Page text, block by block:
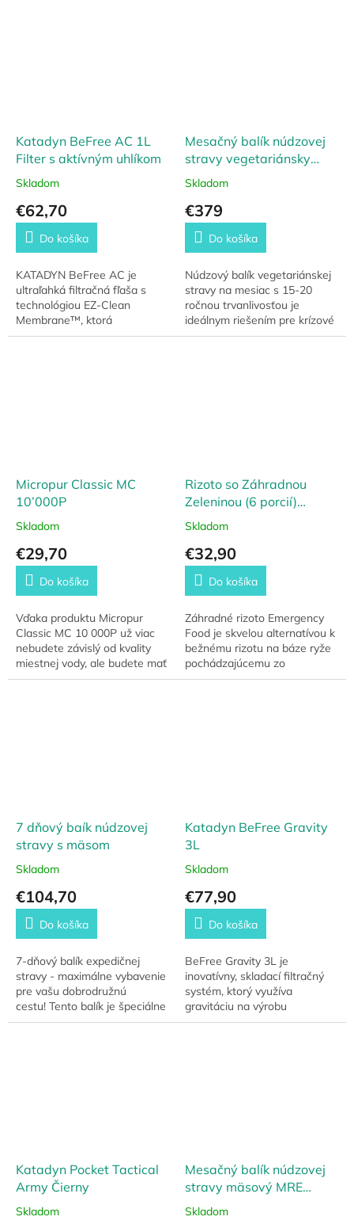
Katadyn BeFree AC 1L
Filter s aktívným uhlíkom
Skladom
€62,70
Do košíka
KATADYN BeFree AC je
ultraľahká filtračná fľaša s
technológiou EZ-Clean
Membrane™, ktorá
zabezpečuje mikrobiologicky
Mesačný balík núdzovej
stravy vegetariánsky
MRE Survival (30 dňový)
Skladom
€379
Do košíka
Núdzový balík vegetariánskej
stravy na mesiac s 15-20
ročnou trvanlivosťou je
ideálnym riešením pre krízové
situácie. Tento balíček prežitia
Micropur Classic MC
10’000P
Skladom
€29,70
Do košíka
Vďaka produktu Micropur
Classic MC 10 000P už viac
nebudete závislý od kvality
miestnej vody, ale budete mať
istotu, že pitná voda, ktorú
Rizoto so Záhradnou
Zeleninou (6 porcií)
Emergency Food
Skladom
€32,90
Do košíka
Záhradné rizoto Emergency
Food je skvelou alternatívou k
bežnému rizotu na báze ryže
pochádzajúcemu zo
severotalianskej kuchyne.
7 dňový baík núdzovej
stravy s mäsom
Skladom
€104,70
Do košíka
7-dňový balík expedičnej
stravy - maximálne vybavenie
pre vašu dobrodružnú
cestu! Tento balík je špeciálne
navrhnutý tak, aby poskytol
Katadyn BeFree Gravity
3L
Skladom
€77,90
Do košíka
BeFree Gravity 3L je
inovatívny, skladací filtračný
systém, ktorý využíva
gravitáciu na výrobu
spoľahlivej čerstvej a čistej
Katadyn Pocket Tactical
Army Čierny
Skladom
Mesačný balík núdzovej
stravy mäsový MRE
Survival (30 dňový)
Skladom